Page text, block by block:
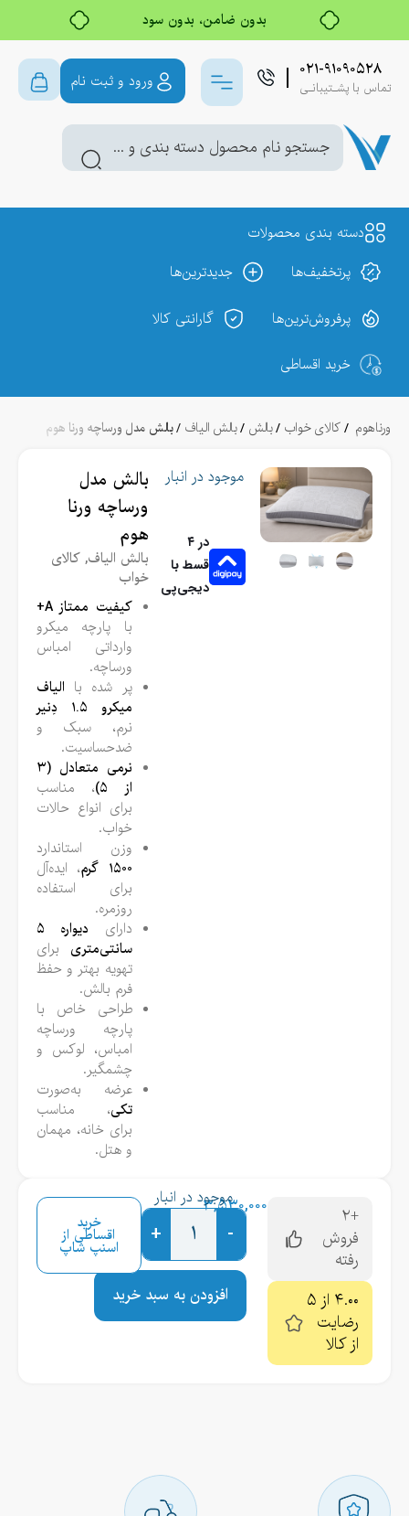
خرید قسطی با ترب‌پی
۰۲۱-۹۱۰۹۰۵۲۸
تماس با پشـتیبانـی ورود و ثبت نام
دسته بندی محصولات
پر‌تخفیف‌ها
جدیدترین‌ها
پر‌فروش‌ترین‌ها گارانتی کالا
خرید اقساطی
/کالای خواب /بالش /بالش الیاف / بالش مدل ورساچه ورنا هوم
موجود در انبار
در ۴
قسط با
دیجی‌پی
بالش مدل
ورساچه ورنا
هوم
بالش الیاف,کالای
خواب
کیفیت ممتاز A+
با پارچه میکرو
وارداتی امباس
ورساچه.
پر شده با الیاف
میکرو ۱.۵ دِنیر
نرم، سبک و
ضدحساسیت.
نرمی متعادل (۳
از ۵)
، مناسب
برای انواع حالات
خواب.
وزن استاندارد
۱۵۰۰ گرم
، ایده‌آل
برای استفاده
روزمره.
دارای
دیواره ۵
سانتی‌متری برای
تهویه بهتر و حفظ
فرم بالش.
طراحی خاص با
پارچه ورساچه
امباس، لوکس و
چشمگیر.
عرضه به‌صورت
تکی، مناسب
برای خانه، مهمان
و هتل.
+۲
فروش
رفته
۴.۰۰ از ۵
رضایت
از کالا
۳,۵۳۰,۰۰۰موجود در انبار
-
+
افزودن به سبد خرید
خرید
اقساطی از
اسنپ شاپ